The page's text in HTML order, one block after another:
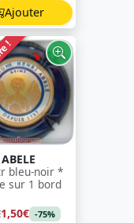
Ajouter
!
ABELE
bleu-noir *
sur 1 bord
1,50€ -75%